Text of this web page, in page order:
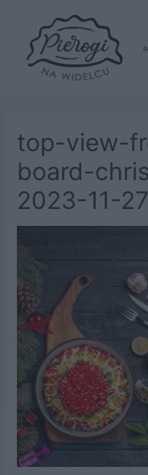
top-view-
board-
2023-11-